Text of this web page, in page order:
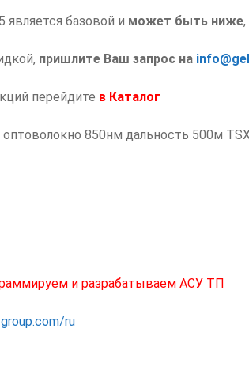
является базовой и может быть ниже
пришлите Ваш запрос на
перейдите в Каталог
850нм дальность 500м
и разрабатываем АСУ ТП
ru